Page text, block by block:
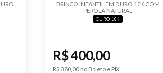
BRINCO INFANTIL EM OURO 10K COM
PÉROLA NATURAL
OURO 10K
R$ 380,00 no Boleto e PIX
R$ 400,00